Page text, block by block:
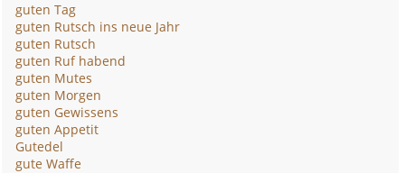
guten Tag
guten Rutsch ins neue Jahr
guten Rutsch
guten Ruf habend
guten Mutes
guten Morgen
guten Gewissens
guten Appetit
Gutedel
gute Waffe